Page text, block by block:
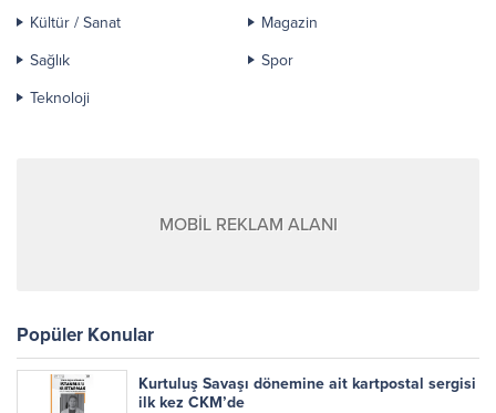
Kültür / Sanat
Magazin
Sağlık
Spor
Teknoloji
MOBİL REKLAM ALANI
Popüler Konular
Kurtuluş Savaşı dönemine ait kartpostal sergisi
ilk kez CKM’de